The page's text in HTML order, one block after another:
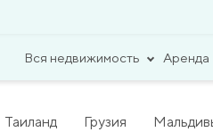
Вся недвижимость Аренда
Таиланд Грузия